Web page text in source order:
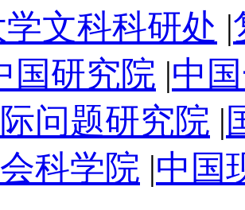
文科科研处 |
国研究院 |中
问题研究院 |
科学院 |中国